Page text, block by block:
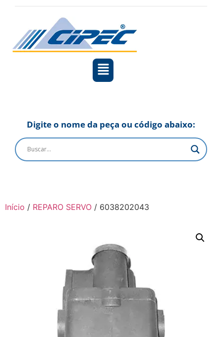
Digite o nome da peça ou código abaixo:
Início / REPARO SERVO / 6038202043